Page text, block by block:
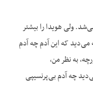
ولی هویدا را بیشتر
که این آدم چه آدم
به نظر من،
چه آدم بی‌پرنسیپی